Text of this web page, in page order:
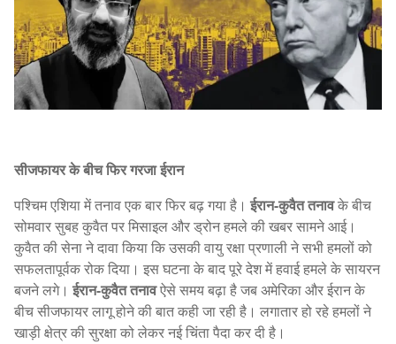
सीजफायर के बीच फिर गरजा ईरान
पश्चिम एशिया में तनाव एक बार फिर बढ़ गया है।ईरान-कुवैत तनावके बीच
सोमवार सुबह कुवैत पर मिसाइल और ड्रोन हमले की खबर सामने आई।
कुवैत की सेना ने दावा किया कि उसकी वायु रक्षा प्रणाली ने सभी हमलों को
सफलतापूर्वक रोक दिया। इस घटना के बाद पूरे देश में हवाई हमले के सायरन
बजने लगे।ईरान-कुवैत तनावऐसे समय बढ़ा है जब अमेरिका और ईरान के
बीच सीजफायर लागू होने की बात कही जा रही है। लगातार हो रहे हमलों ने
खाड़ी क्षेत्र की सुरक्षा को लेकर नई चिंता पैदा कर दी है।